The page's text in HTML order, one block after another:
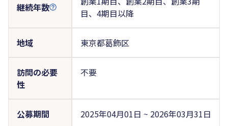
継続年数
目、4期目以降
地域 東京都葛飾区
訪問の必要
性
不要
公募期間 2025年04月01日 ~ 2026年03月31日